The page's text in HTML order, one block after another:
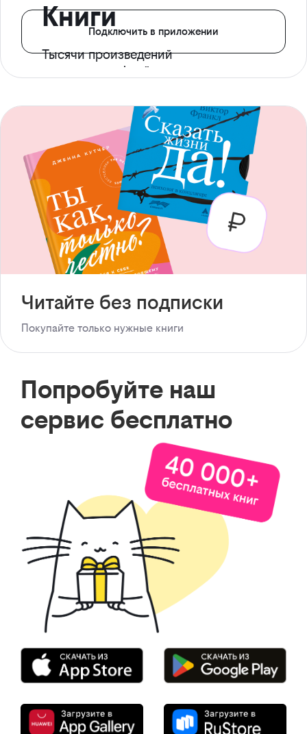
Книги
Тысячи произведений
с доступом офлайн
Подключить в приложении
Читайте без подписки
Покупайте только нужные книги
Попробуйте наш
сервис бесплатно